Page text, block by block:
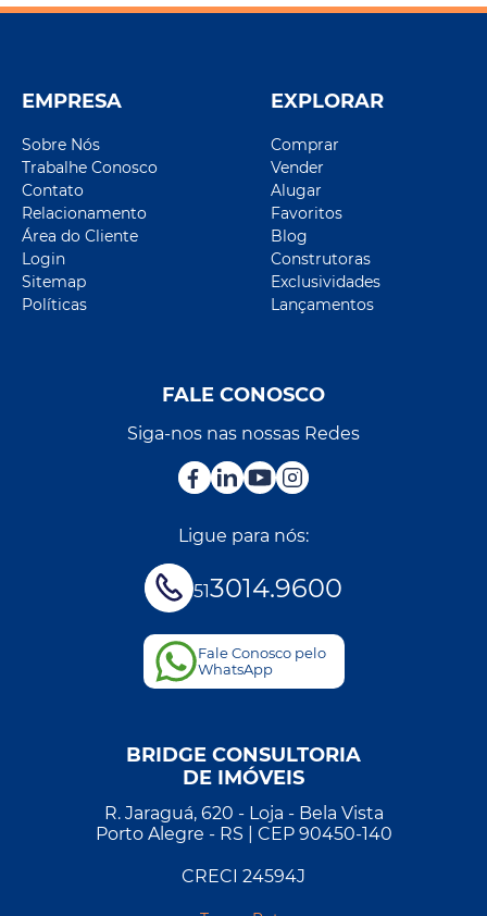
EMPRESA
Sobre Nós
Trabalhe Conosco
Contato
Relacionamento
Área do Cliente
Login
Sitemap
Políticas
EXPLORAR
Comprar
Vender
Alugar
Favoritos
Blog
Construtoras
Exclusividades
Lançamentos
FALE CONOSCO
Siga-nos nas nossas Redes
Ligue para nós:
513014.9600
Fale Conosco pelo
WhatsApp
BRIDGE CONSULTORIA
DE IMÓVEIS
R. Jaraguá, 620 - Loja - Bela Vista
Porto Alegre - RS | CEP 90450-140
CRECI 24594J